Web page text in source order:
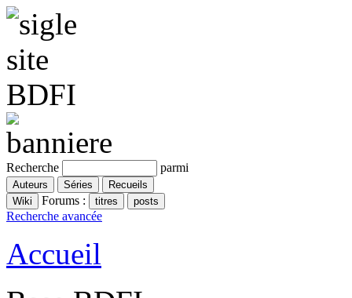
Recherche parmi
Forums :
Recherche avancée
Accueil